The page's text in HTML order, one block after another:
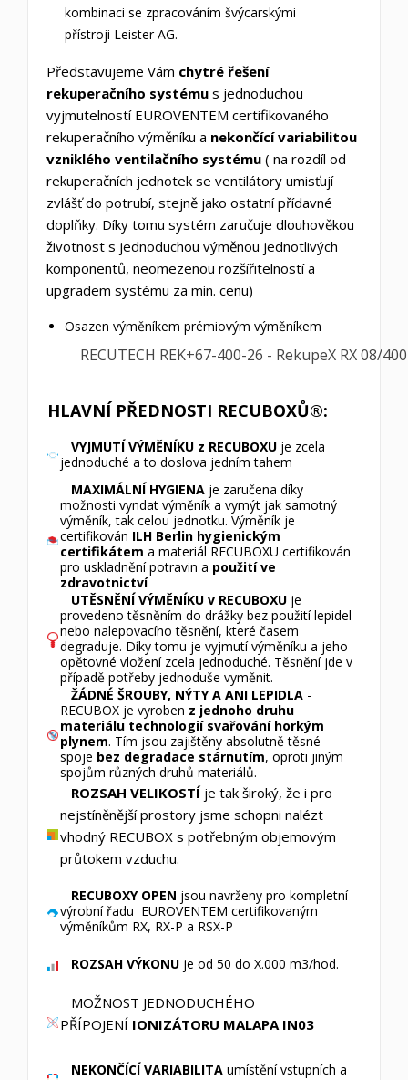
kombinaci se zpracováním švýcarskými
přístroji Leister AG.
Představujeme Vám chytré řešení
rekuperačního systému s jednoduchou
vyjmutelností EUROVENTEM certifikovaného
rekuperačního výměníku a nekončící variabilitou
vzniklého ventilačního systému ( na rozdíl od
rekuperačních jednotek se ventilátory umisťují
zvlášť do potrubí, stejně jako ostatní přídavné
doplňky. Díky tomu systém zaručuje dlouhověkou
životnost s jednoduchou výměnou jednotlivých
komponentů, neomezenou rozšířitelností a
upgradem systému za min. cenu)
Osazen výměníkem prémiovým výměníkem
RECUTECH REK+67-400-26 - RekupeX RX 08/400
HLAVNÍ PŘEDNOSTI RECUBOXŮ®:
VYJMUTÍ VÝMĚNÍKU z RECUBOXU je zcela
jednoduché a to doslova jedním tahem
MAXIMÁLNÍ HYGIENA je zaručena díky
možnosti vyndat výměník a vymýt jak samotný
výměník, tak celou jednotku. Výměník je
certifikován ILH Berlin hygienickým
certifikátem a materiál RECUBOXU certifikován
pro uskladnění potravin a použití ve
zdravotnictví
UTĚSNĚNÍ VÝMĚNÍKU v RECUBOXU je
provedeno těsněním do drážky bez použití lepidel
nebo nalepovacího těsnění, které časem
degraduje. Díky tomu je vyjmutí výměníku a jeho
opětovné vložení zcela jednoduché. Těsnění jde v
případě potřeby jednoduše vyměnit.
ŽÁDNÉ ŠROUBY, NÝTY A ANI LEPIDLA -
RECUBOX je vyroben z jednoho druhu
materiálu technologií svařování horkým
plynem. Tím jsou zajištěny absolutně těsné
spoje bez degradace stárnutím, oproti jiným
spojům různých druhů materiálů.
ROZSAH VELIKOSTÍ je tak široký, že i pro
nejstíněnější prostory jsme schopni nalézt
vhodný RECUBOX s potřebným objemovým
průtokem vzduchu.
RECUBOXY OPEN jsou navrženy pro kompletní
výrobní řadu EUROVENTEM certifikovaným
výměníkům RX, RX-P a RSX-P
ROZSAH VÝKONU je od 50 do X.000 m3/hod.
MOŽNOST JEDNODUCHÉHO
PŘÍPOJENÍ IONIZÁTORU MALAPA IN03
NEKONČÍCÍ VARIABILITA umístění vstupních a